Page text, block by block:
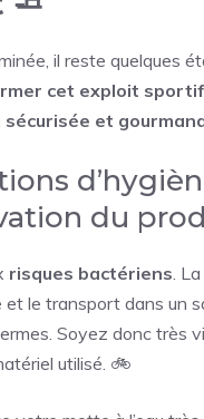
il reste quelques
cet exploit sportif
et
du
risques bactériens.
et le transport dans un
Soyez donc très
utilisé. 🚲